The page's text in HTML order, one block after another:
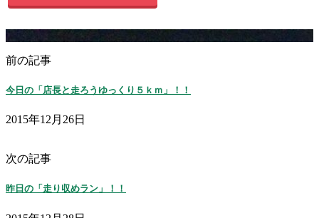
前の記事
今日の「店長と走ろうゆっくり５ｋｍ」！！
2015年12月26日
次の記事
昨日の「走り収めラン」！！